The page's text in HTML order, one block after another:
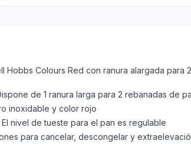
Hobbs Colours Red con ranura alargada para
de 1 ranura larga para 2 rebanadas de
inoxidable y color rojo
nivel de tueste para el pan es regulable
para cancelar, descongelar y